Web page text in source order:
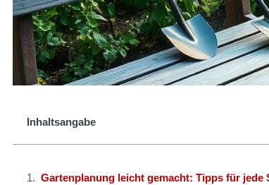
Inhaltsangabe
Gartenplanung leicht gemacht: Tipps für jede